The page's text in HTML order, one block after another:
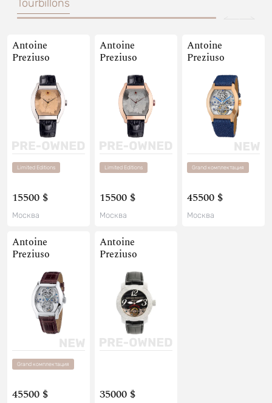
Tourbillons
Antoine
Preziuso
Limited Editions
15500 $
Москва
Antoine
Preziuso
Limited Editions
15500 $
Москва
Antoine
Preziuso
Grand комплектация
45500 $
Москва
Antoine
Preziuso
Grand комплектация
45500 $
Antoine
Preziuso
35000 $